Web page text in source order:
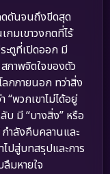
ดดันจนถึงขีดสุด
กมเขาวงกตที่ไร้
ะตูที่เปิดออก มี
ภาพจิตใจของตัว
ลกภายนอก ทว่าสิ่ง
“พวกเขาไม่ได้อยู่
บ มี “บางสิ่ง” หรือ
ำลังคืบคลานและ
ไปสู่บทสรุปและการ
มหายใจ